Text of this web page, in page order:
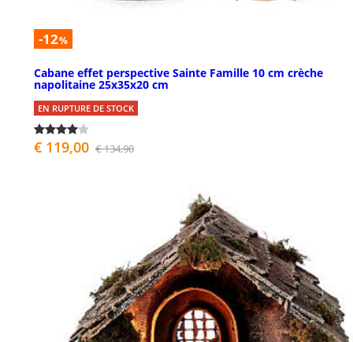
-12%
Cabane effet perspective Sainte Famille 10 cm crèche
napolitaine 25x35x20 cm
EN RUPTURE DE STOCK
€ 119,00 € 134,90